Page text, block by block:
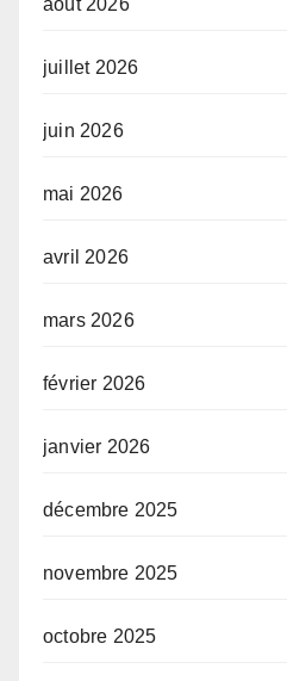
juillet 2026
juin 2026
mai 2026
avril 2026
mars 2026
février 2026
janvier 2026
décembre 2025
novembre 2025
octobre 2025